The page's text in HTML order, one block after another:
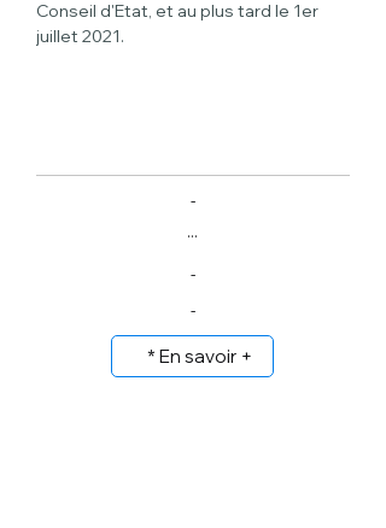
Conseil d'Etat, et au plus tard le 1er
juillet 2021.
-
...
-
-
* En savoir +